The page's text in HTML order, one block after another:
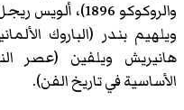
الأساسية في تاريخ الفن).